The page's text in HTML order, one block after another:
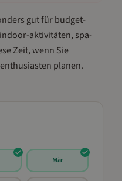
gut fürbudget-
aktivitäten, spa-
Zeit, wenn Sie
planen.
Mär